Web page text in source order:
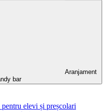
Aranjament
bar
elevi și preșcolari